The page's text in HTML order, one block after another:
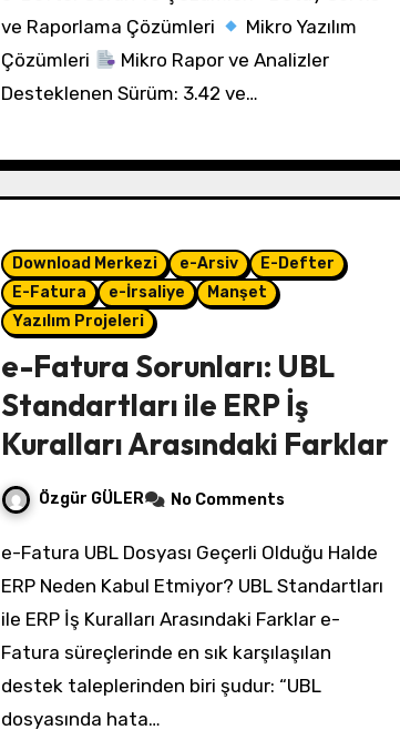
ve Raporlama Çözümleri
Mikro Yazılım
Çözümleri
Mikro Rapor ve Analizler
Desteklenen Sürüm: 3.42 ve…
Download Merkezi e-Arsiv
E-Defter
E-Fatura
e-İrsaliye
Manşet
Yazılım Projeleri
e-Fatura Sorunları: UBL
Standartları ile ERP İş
Kuralları Arasındaki Farklar
Özgür GÜLER No Comments
e-Fatura UBL Dosyası Geçerli Olduğu Halde
ERP Neden Kabul Etmiyor? UBL Standartları
ile ERP İş Kuralları Arasındaki Farklar e-
Fatura süreçlerinde en sık karşılaşılan
destek taleplerinden biri şudur: “UBL
dosyasında hata…